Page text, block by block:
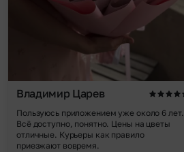
Владимир Царев
Пользуюсь приложением уже около 6 лет.
Всё доступно, понятно. Цены на цветы
отличные. Курьеры как правило
приезжают вовремя.